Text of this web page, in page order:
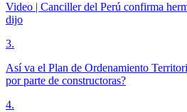
Video | Canciller del Perú confirma
dijo
3.
Así va el Plan de Ordenamiento
por parte de constructoras?
4.